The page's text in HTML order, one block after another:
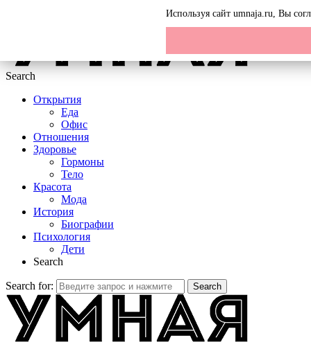
Search
Открытия
Еда
Офис
Отношения
Здоровье
Гормоны
Тело
Красота
Мода
История
Биографии
Психология
Дети
Search
Search for: Search
Используя сайт umnaja.ru, Вы